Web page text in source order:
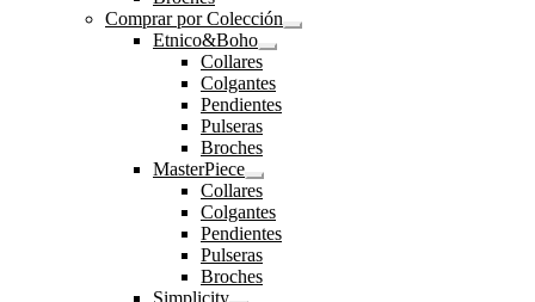
Comprar por Colección
Expandir
Etnico&Boho
Expandir
menú
hijo
Collares
Colgantes
Pendientes
Pulseras
Broches
MasterPiece
Expandir
el
menú
hijo
Collares
Colgantes
Pendientes
Pulseras
Broches
Simplicity